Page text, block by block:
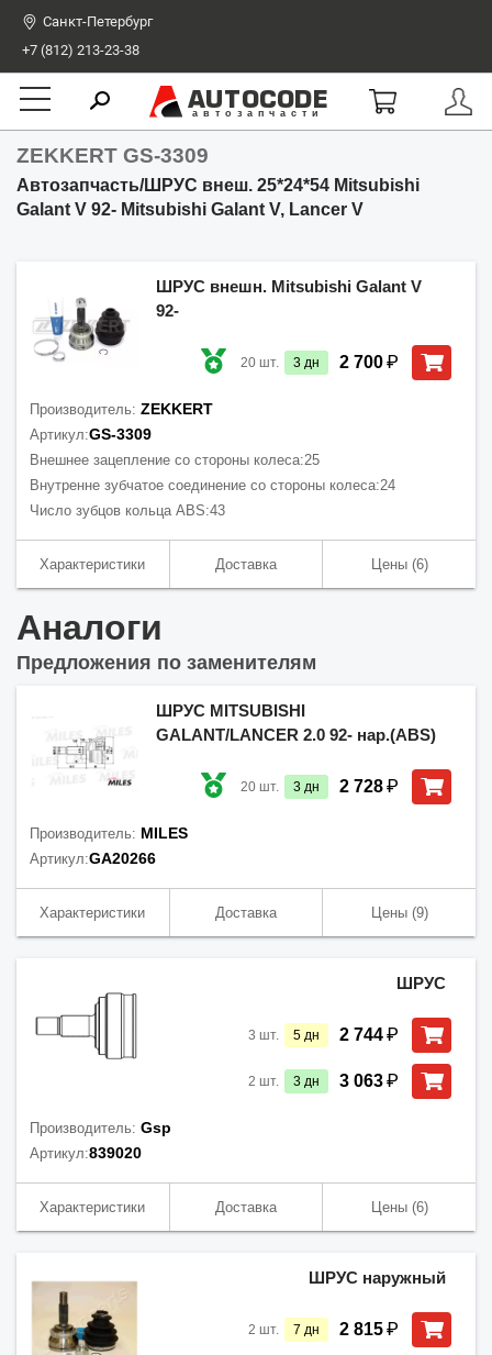
Санкт-Петербург
+7 (812) 213-23-38
AUTOCODE
автозапчасти
ZEKKERT GS-3309
Автозапчасть/ШРУС внеш. 25*24*54 Mitsubishi
Galant V 92- Mitsubishi Galant V, Lancer V
ШРУС внешн. Mitsubishi Galant V
92-
20 шт. 3 дн 2 700₽
Производитель: ZEKKERT
Артикул:GS-3309
Внешнее зацепление со стороны колеса:25
Внутренне зубчатое соединение со стороны колеса:24
Число зубцов кольца ABS:43
Характеристики Доставка Цены(6)
Аналоги
Предложения по заменителям
ШРУС MITSUBISHI
GALANT/LANCER 2.0 92- нар.(ABS)
20 шт. 3 дн 2 728₽
Производитель: MILES
Артикул:GA20266
Характеристики Доставка Цены(9)
ШРУС
3 шт. 5 дн 2 744₽
2 шт. 3 дн 3 063₽
Производитель: Gsp
Артикул:839020
Характеристики Доставка Цены(6)
ШРУС наружный
2 шт. 7 дн 2 815₽